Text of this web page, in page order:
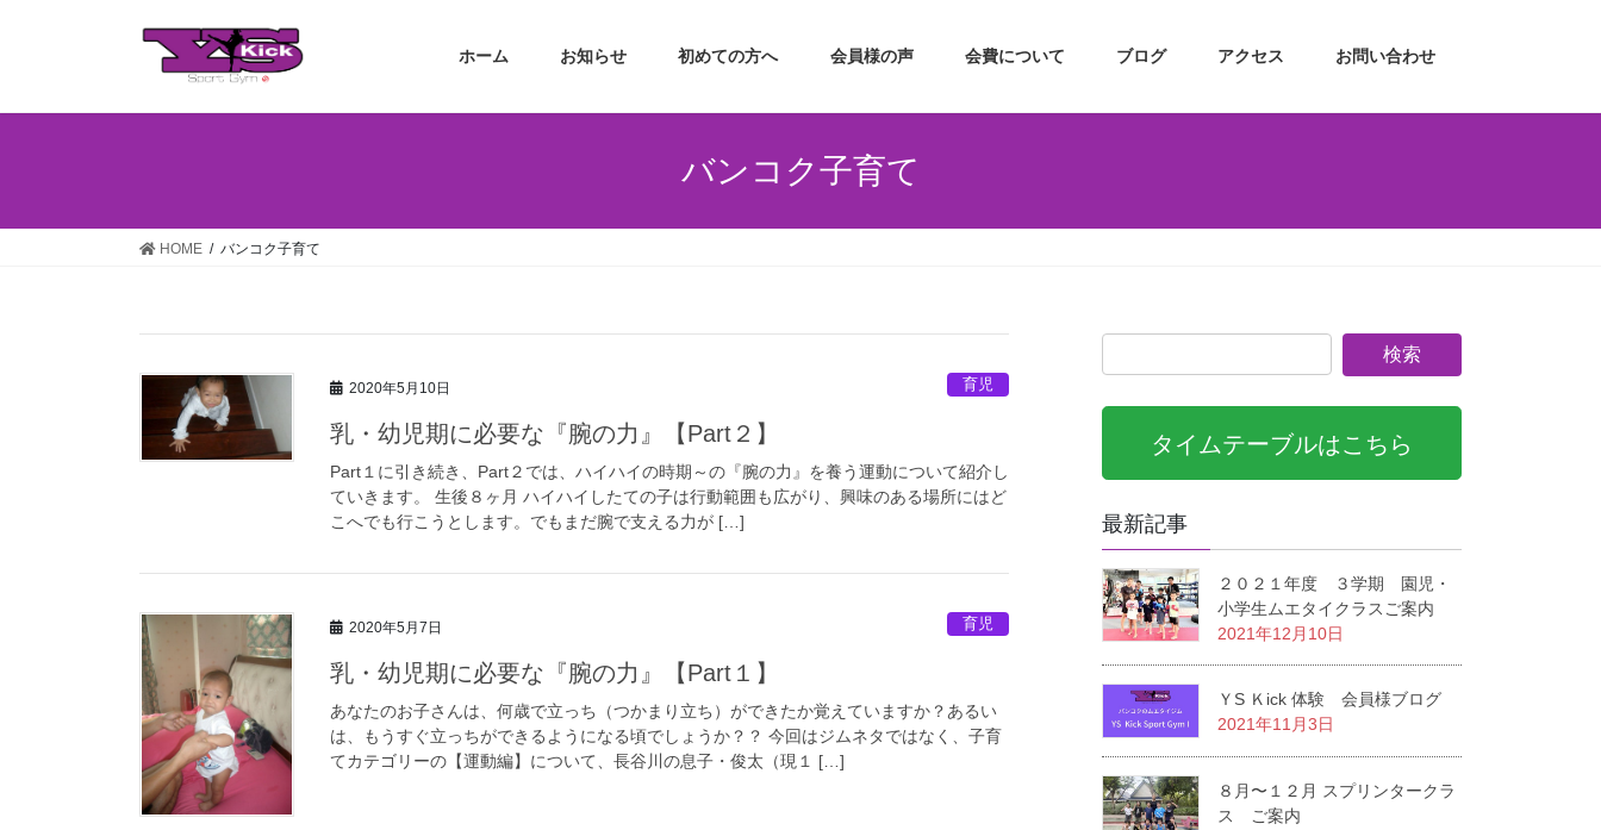
ホーム お知らせ 初めての方へ 会員様の声 会費について ブログ アクセス お問い合わせ
バンコク子育て
HOME バンコク子育て
2020年5月10日 育児
乳・幼児期に必要な『腕の力』【Part２】
Part１に引き続き、Part２では、ハイハイの時期～の『腕の力』を養う運動について紹介し
ていきます。 生後８ヶ月 ハイハイしたての子は行動範囲も広がり、興味のある場所にはど
こへでも行こうとします。でもまだ腕で支える力が […]
2020年5月7日 育児
乳・幼児期に必要な『腕の力』【Part１】
あなたのお子さんは、何歳で立っち（つかまり立ち）ができたか覚えていますか？あるい
は、もうすぐ立っちができるようになる頃でしょうか？？ 今回はジムネタではなく、子育
てカテゴリーの【運動編】について、長谷川の息子・俊太（現１ […]
タイムテーブルはこちら
最新記事
２０２１年度 ３学期 園児・
小学生ムエタイクラスご案内
2021年12月10日
ＹS Ｋick 体験 会員様ブログ
2021年11月3日
８月〜１２月 スプリンタークラ
ス ご案内